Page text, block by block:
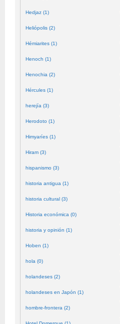
Hedjaz (1)
Heliópolis (2)
Hémiarites (1)
Henoch (1)
Henochia (2)
Hércules (1)
herejía (3)
Herodoto (1)
Himyaríes (1)
Hiram (3)
hispanismo (3)
historia antigua (1)
historia cultural (3)
Historia económica (0)
historia y opinión (1)
Hoben (1)
hola (0)
holandeses (2)
holandeses en Japón (1)
hombre-frontera (2)